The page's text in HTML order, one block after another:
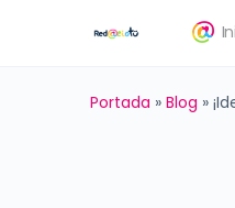
Portada » Blog »